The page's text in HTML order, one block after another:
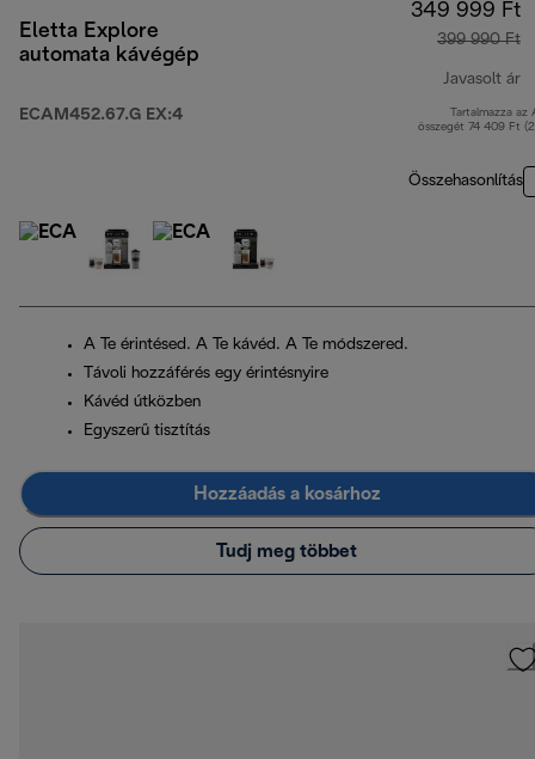
Eletta Explore
automata kávégép
ECAM452.67.G EX:4
349 999 Ft
399 990 Ft
Javasolt ár
Tartalmazza az
összegét 74 409 Ft
Összehasonlítás
A Te érintésed. A Te kávéd. A Te módszered.
Távoli hozzáférés egy érintésnyire
Kávéd útközben
Egyszerű tisztítás
Hozzáadás a kosárhoz
Tudj meg többet